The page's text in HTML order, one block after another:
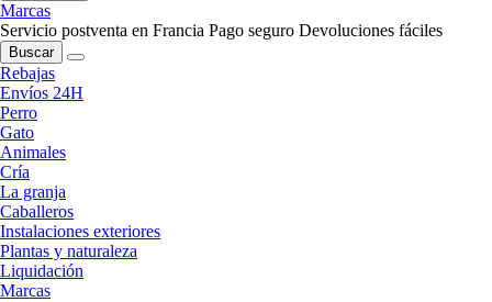
Marcas
Servicio postventa en Francia Pago seguro Devoluciones fáciles
Buscar
Rebajas
Envíos 24H
Perro
Gato
Animales
Cría
La granja
Caballeros
Instalaciones exteriores
Plantas y naturaleza
Liquidación
Marcas